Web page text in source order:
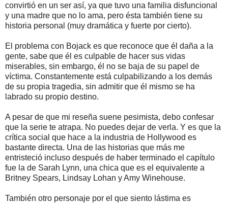
convirtió en un ser así, ya que tuvo una familia disfuncional
y una madre que no lo ama, pero ésta también tiene su
historia personal (muy dramática y fuerte por cierto).
El problema con Bojack es que reconoce que él daña a la
gente, sabe que él es culpable de hacer sus vidas
miserables, sin embargo, él no se baja de su papel de
víctima. Constantemente está culpabilizando a los demás
de su propia tragedia, sin admitir que él mismo se ha
labrado su propio destino.
A pesar de que mi reseña suene pesimista, debo confesar
que la serie te atrapa. No puedes dejar de verla. Y es que la
crítica social que hace a la industria de Hollywood es
bastante directa. Una de las historias que más me
entristeció incluso después de haber terminado el capítulo
fue la de Sarah Lynn, una chica que es el equivalente a
Britney Spears, Lindsay Lohan y Amy Winehouse.
También otro personaje por el que siento lástima es